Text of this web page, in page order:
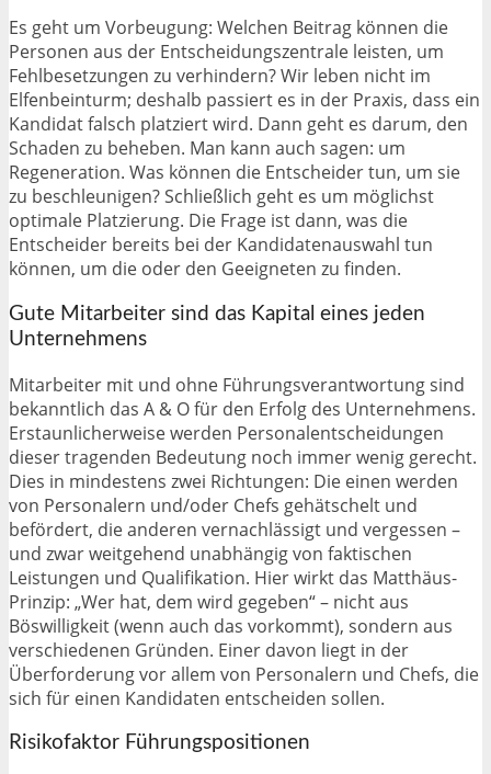
Es geht um Vorbeugung: Welchen Beitrag können die
Personen aus der Entscheidungszentrale leisten, um
Fehlbesetzungen zu verhindern? Wir leben nicht im
Elfenbeinturm; deshalb passiert es in der Praxis, dass ein
Kandidat falsch platziert wird. Dann geht es darum, den
Schaden zu beheben. Man kann auch sagen: um
Regeneration. Was können die Entscheider tun, um sie
zu beschleunigen? Schließlich geht es um möglichst
optimale Platzierung. Die Frage ist dann, was die
Entscheider bereits bei der Kandidatenauswahl tun
können, um die oder den Geeigneten zu finden.
Gute Mitarbeiter sind das Kapital eines jeden
Unternehmens
Mitarbeiter mit und ohne Führungsverantwortung sind
bekanntlich das A & O für den Erfolg des Unternehmens.
Erstaunlicherweise werden Personalentscheidungen
dieser tragenden Bedeutung noch immer wenig gerecht.
Dies in mindestens zwei Richtungen: Die einen werden
von Personalern und/oder Chefs gehätschelt und
befördert, die anderen vernachlässigt und vergessen –
und zwar weitgehend unabhängig von faktischen
Leistungen und Qualifikation. Hier wirkt das Matthäus-
Prinzip: „Wer hat, dem wird gegeben“ – nicht aus
Böswilligkeit (wenn auch das vorkommt), sondern aus
verschiedenen Gründen. Einer davon liegt in der
Überforderung vor allem von Personalern und Chefs, die
sich für einen Kandidaten entscheiden sollen.
Risikofaktor Führungspositionen